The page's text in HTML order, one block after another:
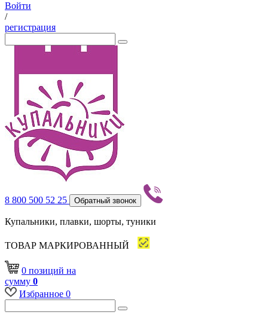
Войти
/
регистрация
8 800 500 52 25 Обратный звонок
Купальники, плавки, шорты, туники
ТОВАР МАРКИРОВАННЫЙ
0 позиций на
сумму 0
Избранное 0